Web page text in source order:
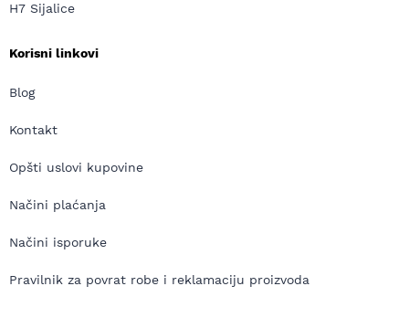
H7 Sijalice
Korisni linkovi
Blog
Kontakt
Opšti uslovi kupovine
Načini plaćanja
Načini isporuke
Pravilnik za povrat robe i reklamaciju proizvoda